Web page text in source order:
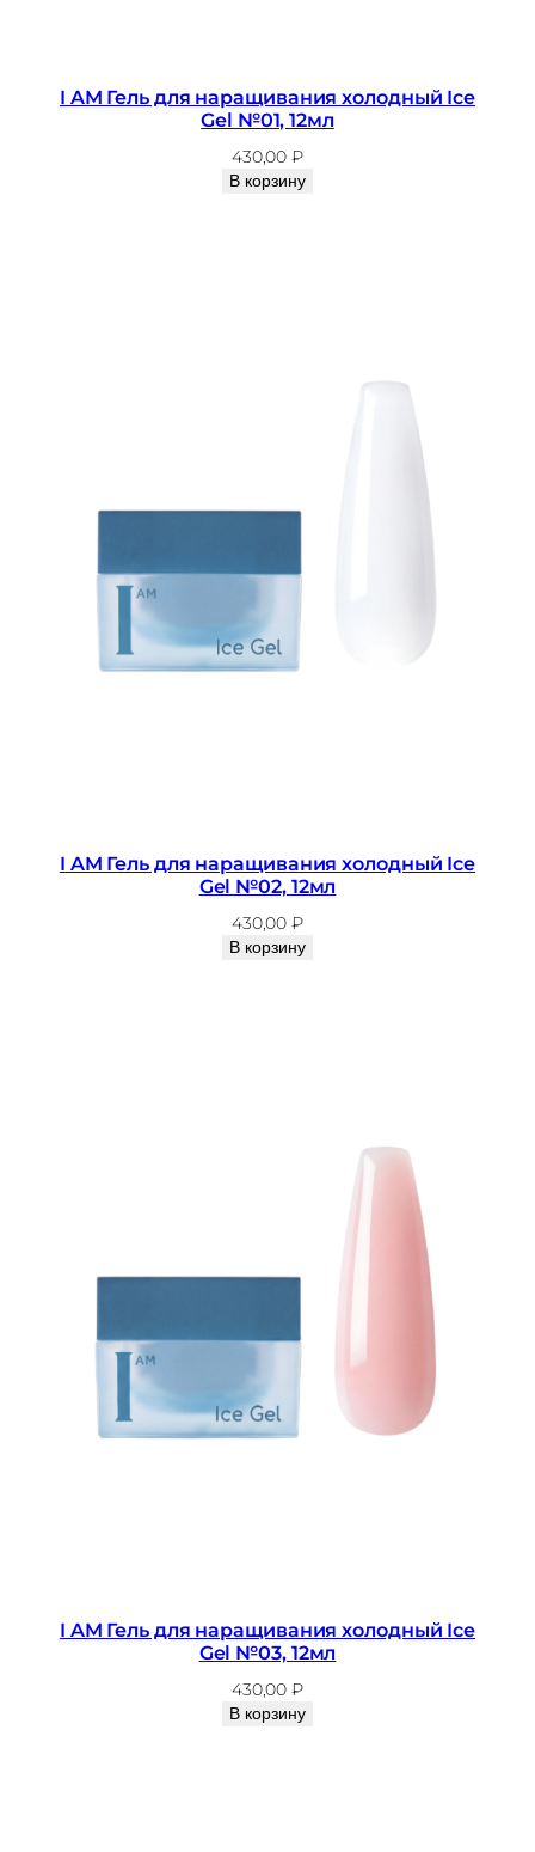
I AM Гель для наращивания холодный Ice
Gel №01, 12мл
430,00₽
В корзину
I AM Гель для наращивания холодный Ice
Gel №02, 12мл
430,00₽
В корзину
I AM Гель для наращивания холодный Ice
Gel №03, 12мл
430,00₽
В корзину